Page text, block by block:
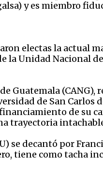
y es miembro
electas la actual
la Unidad Nacional
Guatemala
de San
de su
trayectoria
se decantó por
tiene como tacha